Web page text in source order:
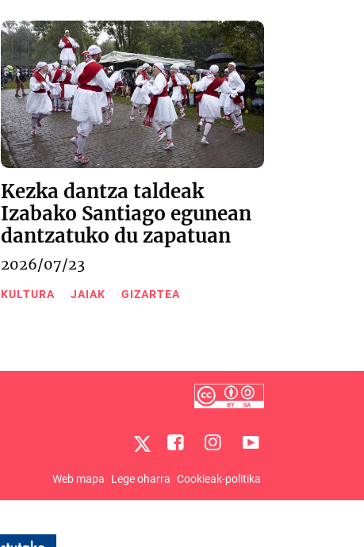
Kezka dantza taldeak
Izabako Santiago egunean
dantzatuko du zapatuan
2026/07/23
KULTURA JAIAK GIZARTEA
Web mapa Lege oharra Cookieak-politika